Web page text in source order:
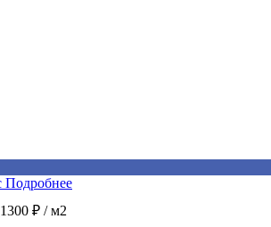
Подробнее
1300 ₽ / м2